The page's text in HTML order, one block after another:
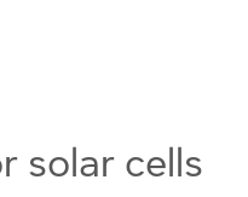
solar cells